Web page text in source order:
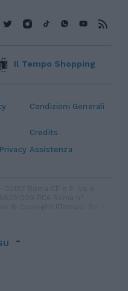
Condizioni Generali
Credits
Assistenza
Il Tempo Shopping